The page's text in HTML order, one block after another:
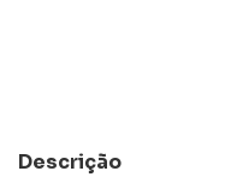
Descrição